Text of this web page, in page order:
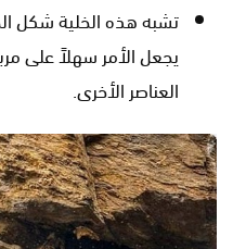
تشبه هذه الخلية شكل
يجعل الأمر سهلاً على
العناصر الأخرى.